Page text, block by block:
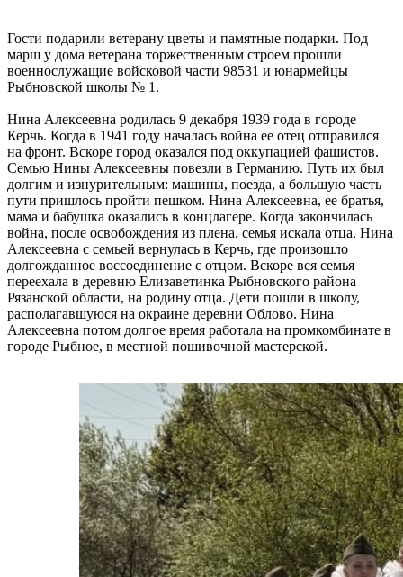
Гости подарили ветерану цветы и памятные подарки. Под
марш у дома ветерана торжественным строем прошли
военнослужащие войсковой части 98531 и юнармейцы
Рыбновской школы № 1.
Нина Алексеевна родилась 9 декабря 1939 года в городе
Керчь. Когда в 1941 году началась война ее отец отправился
на фронт. Вскоре город оказался под оккупацией фашистов.
Семью Нины Алексеевны повезли в Германию. Путь их был
долгим и изнурительным: машины, поезда, а большую часть
пути пришлось пройти пешком. Нина Алексеевна, ее братья,
мама и бабушка оказались в концлагере. Когда закончилась
война, после освобождения из плена, семья искала отца. Нина
Алексеевна с семьей вернулась в Керчь, где произошло
долгожданное воссоединение с отцом. Вскоре вся семья
переехала в деревню Елизаветинка Рыбновского района
Рязанской области, на родину отца. Дети пошли в школу,
располагавшуюся на окраине деревни Облово. Нина
Алексеевна потом долгое время работала на промкомбинате в
городе Рыбное, в местной пошивочной мастерской.